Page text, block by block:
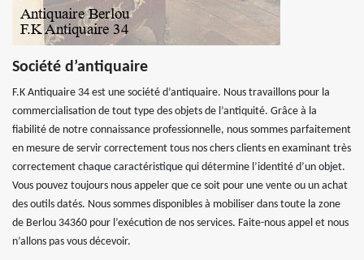
Société d’antiquaire
F.K Antiquaire 34 est une société d’antiquaire. Nous travaillons pour la
commercialisation de tout type des objets de l’antiquité. Grâce à la
fiabilité de notre connaissance professionnelle, nous sommes parfaitement
en mesure de servir correctement tous nos chers clients en examinant très
correctement chaque caractéristique qui détermine l’identité d’un objet.
Vous pouvez toujours nous appeler que ce soit pour une vente ou un achat
des outils datés. Nous sommes disponibles à mobiliser dans toute la zone
de Berlou 34360 pour l’exécution de nos services. Faite-nous appel et nous
n’allons pas vous décevoir.